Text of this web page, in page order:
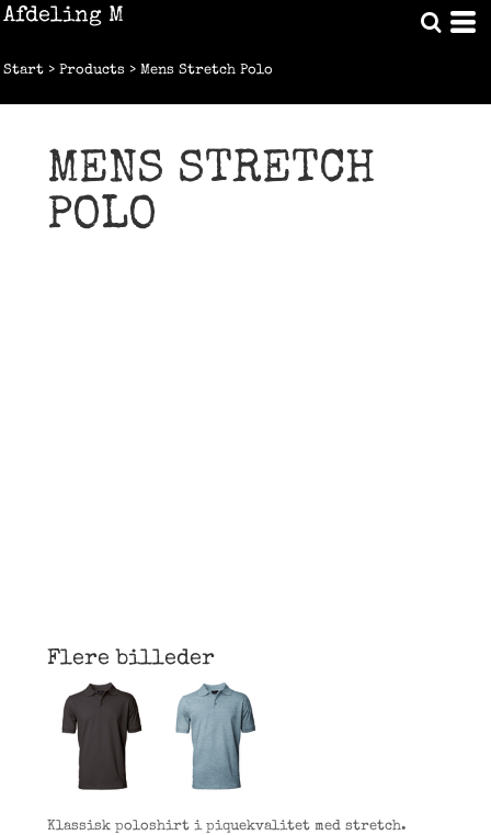
Afdeling M
Start > Products > Mens Stretch Polo
MENS STRETCH
POLO
Flere billeder
Klassisk poloshirt i piquekvalitet med stretch.